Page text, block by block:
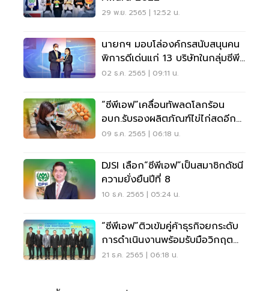
29 พ.ย. 2565 | 12:52 น.
นายกฯ มอบโล่องค์กรสนับสนุนคน
พิการดีเด่นแก่ 13 บริษัทในกลุ่มซีพี
เอฟ
02 ธ.ค. 2565 | 09:11 น.
“ซีพีเอฟ”เคลื่อนทัพลดโลกร้อน
อบก.รับรองผลิตภัณฑ์ไข่ไก่สดอีก
25 รายการ
09 ธ.ค. 2565 | 06:18 น.
DJSI เลือก“ซีพีเอฟ”เป็นสมาชิกดัชนี
ความยั่งยืนปีที่ 8
10 ธ.ค. 2565 | 05:24 น.
“ซีพีเอฟ”ติวเข้มคู่ค้าธุรกิจยกระดับ
การดำเนินงานพร้อมรับมือวิกฤต
โลกร้อน
21 ธ.ค. 2565 | 06:18 น.